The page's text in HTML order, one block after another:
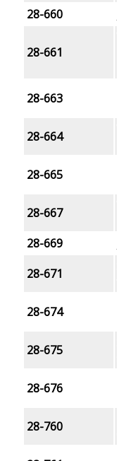
28-660
28-661
28-663
28-664
28-665
28-667
28-669
28-671
28-674
28-675
28-676
28-760